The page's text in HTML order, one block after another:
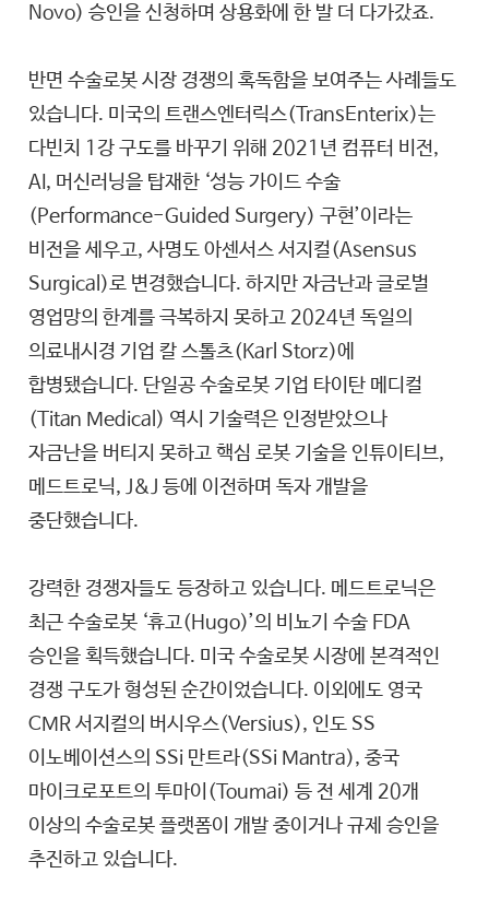
Novo) 승인을 신청하며 상용화에 한 발 더 다가갔죠.
반면 수술로봇 시장 경쟁의 혹독함을 보여주는 사례들도
있습니다. 미국의 트랜스엔터릭스(TransEnterix)는
다빈치 1강 구도를 바꾸기 위해 2021년 컴퓨터 비전,
AI, 머신러닝을 탑재한 ‘성능 가이드 수술
(Performance-Guided Surgery) 구현’이라는
비전을 세우고, 사명도 아센서스 서지컬(Asensus
Surgical)로 변경했습니다. 하지만 자금난과 글로벌
영업망의 한계를 극복하지 못하고 2024년 독일의
의료내시경 기업 칼 스톨츠(Karl Storz)에
합병됐습니다. 단일공 수술로봇 기업 타이탄 메디컬
(Titan Medical) 역시 기술력은 인정받았으나
자금난을 버티지 못하고 핵심 로봇 기술을 인튜이티브,
메드트로닉, J&J 등에 이전하며 독자 개발을
중단했습니다.
강력한 경쟁자들도 등장하고 있습니다. 메드트로닉은
최근 수술로봇 ‘휴고(Hugo)’의 비뇨기 수술 FDA
승인을 획득했습니다. 미국 수술로봇 시장에 본격적인
경쟁 구도가 형성된 순간이었습니다. 이외에도 영국
CMR 서지컬의 버시우스(Versius), 인도 SS
이노베이션스의 SSi 만트라(SSi Mantra), 중국
마이크로포트의 투마이(Toumai) 등 전 세계 20개
이상의 수술로봇 플랫폼이 개발 중이거나 규제 승인을
추진하고 있습니다.